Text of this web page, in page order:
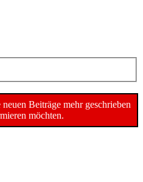
Beiträge mehr geschrieben
möchten.